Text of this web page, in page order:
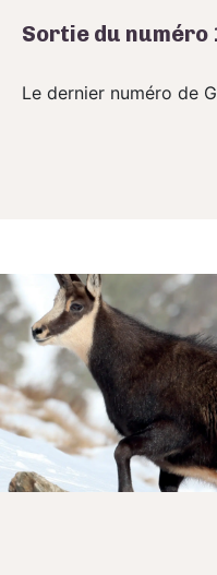
Sortie du numéro
Le dernier numéro de